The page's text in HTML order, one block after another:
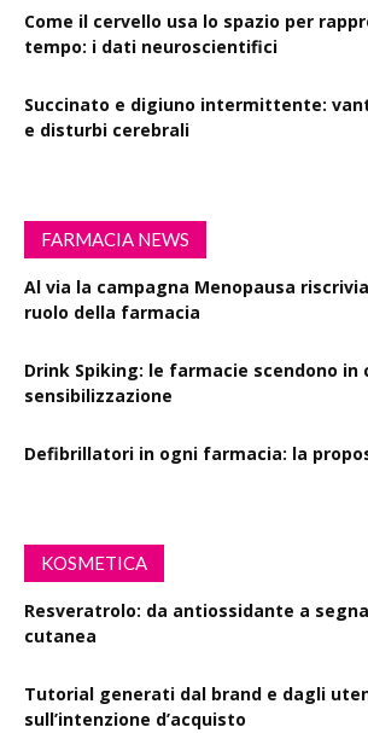
Come il cervello usa lo spazio per
tempo: i dati neuroscientifici
Succinato e digiuno intermittente:
e disturbi cerebrali
FARMACIA NEWS
Al via la campagna Menopausa
ruolo della farmacia
Drink Spiking: le farmacie scendono in
sensibilizzazione
Defibrillatori in ogni farmacia: la
KOSMETICA
Resveratrolo: da antiossidante a
cutanea
Tutorial generati dal brand e dagli
sull’intenzione d’acquisto